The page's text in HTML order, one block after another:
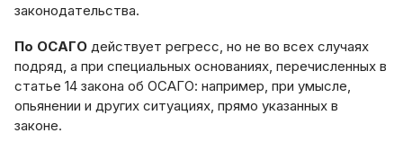
законодательства.
По ОСАГО действует регресс, но не во всех случаях
подряд, а при специальных основаниях, перечисленных в
статье 14 закона об ОСАГО: например, при умысле,
опьянении и других ситуациях, прямо указанных в
законе.